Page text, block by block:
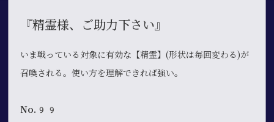
『精霊様、ご助力下さい』
いま戦っている対象に有効な【精霊】(形状は毎回変わる)が
召喚される。使い方を理解できれば強い。
No.99